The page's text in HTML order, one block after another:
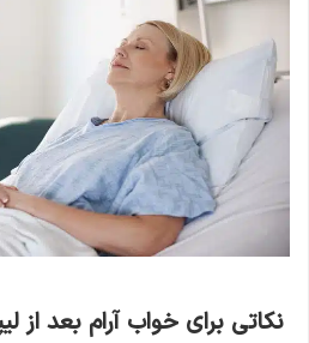
نکاتی برای خواب آرام بعد از